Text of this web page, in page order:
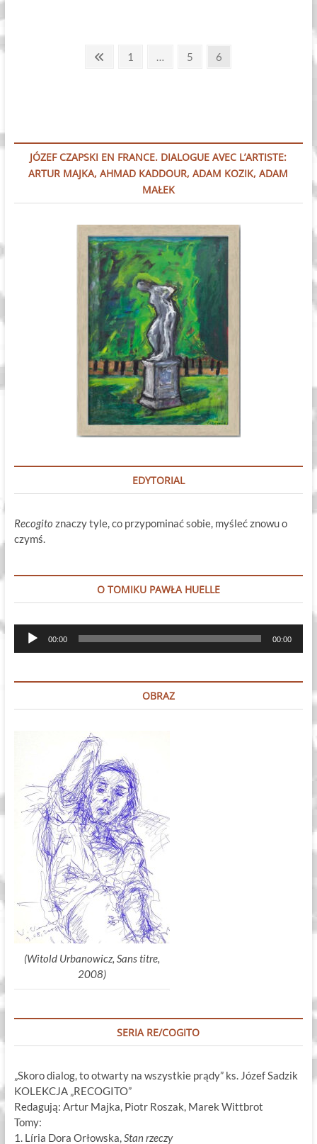
Stronicowanie
Previous
Page
1 … Page
5 Page
6
JÓZEF CZAPSKI EN FRANCE. DIALOGUE AVEC L’ARTISTE:
ARTUR MAJKA, AHMAD KADDOUR, ADAM KOZIK, ADAM
MAŁEK
EDYTORIAL
Recogito znaczy tyle, co przypominać sobie, myśleć znowu o
czymś.
O TOMIKU PAWŁA HUELLE
Odtwarzacz
plików
00:00 00:00
OBRAZ
(Witold Urbanowicz, Sans titre,
2008)
SERIA RE/COGITO
„Skoro dialog, to otwarty na wszystkie prądy” ks. Józef Sadzik
KOLEKCJA „RECOGITO”
Redagują: Artur Majka, Piotr Roszak, Marek Wittbrot
Tomy:
1. Líria Dora Orłowska,Stan rzeczy